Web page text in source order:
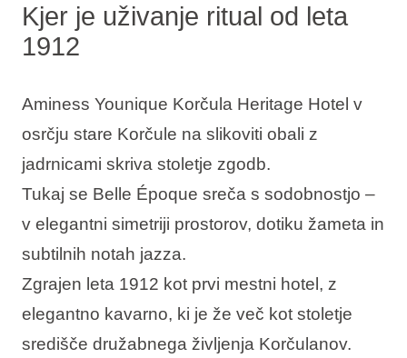
Kjer je uživanje ritual od leta
1912
Aminess Younique Korčula Heritage Hotel v
osrčju stare Korčule na slikoviti obali z
jadrnicami skriva stoletje zgodb.
Tukaj se Belle Époque sreča s sodobnostjo –
v elegantni simetriji prostorov, dotiku žameta in
subtilnih notah jazza.
Zgrajen leta 1912 kot prvi mestni hotel, z
elegantno kavarno, ki je že več kot stoletje
središče družabnega življenja Korčulanov.